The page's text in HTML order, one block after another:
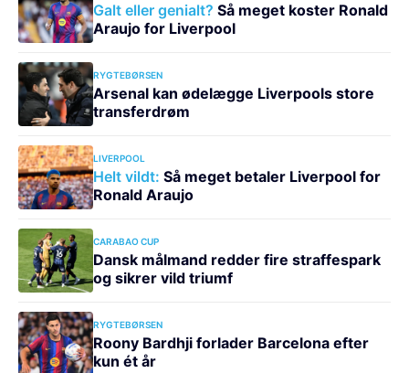
Galt eller genialt? Så meget koster Ronald
Araujo for Liverpool
RYGTEBØRSEN
Arsenal kan ødelægge Liverpools store
transferdrøm
LIVERPOOL
Helt vildt: Så meget betaler Liverpool for
Ronald Araujo
CARABAO CUP
Dansk målmand redder fire straffespark
og sikrer vild triumf
RYGTEBØRSEN
Roony Bardhji forlader Barcelona efter
kun ét år